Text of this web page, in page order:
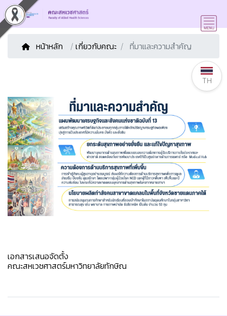
หน้าหลัก / เกี่ยวกับคณะ ที่มาและความสำคัญ
เอกสารเสนอจัดตั้ง
คณะสหเวชศาสตร์มหาวิทยาลัยทักษิณ
TH